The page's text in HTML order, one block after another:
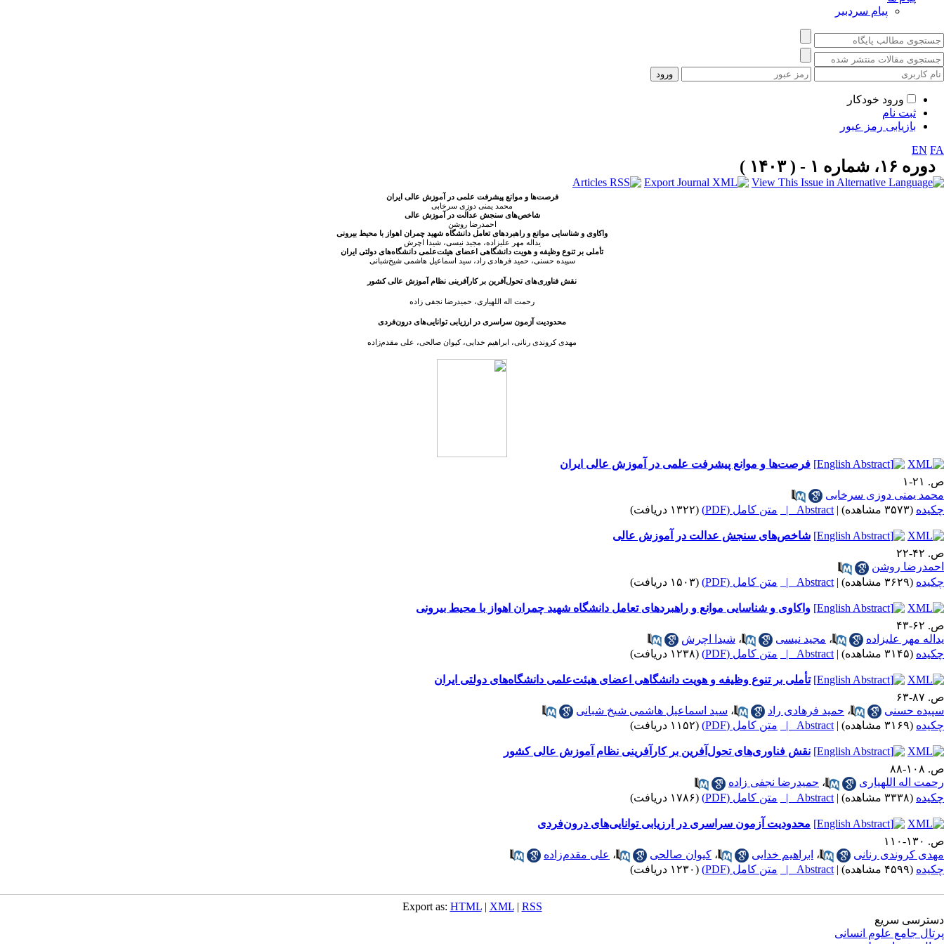
پیام سردبیر
ورود خودکار
ثبت نام
بازیابی رمز عبور
EN FA
دوره ۱۶، شماره ۱ - ( ۱۴۰۳ )
فرصت‌ها و موانع پیشرفت علمی در آموزش عالی ایران
محمد یمنی دوزی سرخابی
شاخص‌های سنجش عدالت در آموزش عالی
احمدرضا روشن
واکاوی و شناسایی موانع و راهبردهای تعامل دانشگاه شهید چمران اهواز با محیط بیرونی
یداله مهر علیزاده، مجید نیسی،شیدا اچرش
تأملی بر تنوع وظیفه و هویت دانشگاهی اعضای هیئت‌علمی دانشگاه‌های دولتی ایران
سپیده حسنی، حمید فرهادی راد، سید اسماعیل هاشمی شیخ‌شبانی
نقش فناوری‌های تحول‌آفرین بر کارآفرینی نظام آموزش عالی کشور
رحمت اله اللهیاری، حمیدرضا نجفی زاده
محدودیت آزمون سراسری در ارزیابی توانایی‌های درون‌فردی
مهدی کروندی رنانی، ابراهیم خدایی، کیوان صالحی، علی مقدم‌زاده
فرصت‌ها و موانع پیشرفت علمی در آموزش عالی ایران
ص. ۲۱-۱
محمد یمنی دوزی سرخابی
چکیده (۳۵۷۳ مشاهده) |
Abstract | متن کامل (PDF) (۱۳۲۲ دریافت)
شاخص‌های سنجش عدالت در آموزش عالی
ص. ۴۲-۲۲
احمدرضا روشن
چکیده (۳۶۲۹ مشاهده) |
Abstract | متن کامل (PDF) (۱۵۰۳ دریافت)
واکاوی و شناسایی موانع و راهبردهای تعامل دانشگاه شهید چمران اهواز با محیط بیرونی
ص. ۶۲-۴۳
یداله مهر علیزاده
، مجید نیسی ، شیدا اچرش
چکیده (۳۱۴۵ مشاهده) |
Abstract | متن کامل (PDF) (۱۲۳۸ دریافت)
تأملی بر تنوع وظیفه و هویت دانشگاهی اعضای هیئت‌علمی دانشگاه‌های دولتی ایران
ص. ۸۷-۶۳
سپیده حسنی
، حمید فرهادی راد ، سید اسماعیل هاشمی شیخ شبانی
چکیده (۳۱۶۹ مشاهده) |
Abstract | متن کامل (PDF) (۱۱۵۲ دریافت)
نقش فناوری‌های تحول‌آفرین بر کارآفرینی نظام آموزش عالی کشور
ص. ۱۰۸-۸۸
رحمت اله اللهیاری
، حمیدرضا نجفی زاده
چکیده (۳۳۳۸ مشاهده) |
Abstract | متن کامل (PDF) (۱۷۸۶ دریافت)
محدودیت آزمون سراسری در ارزیابی توانایی‌های درون‌فردی
ص. ۱۳۰-۱۱۰
مهدی کروندی رنانی
، ابراهیم خدایی ، کیوان صالحی ، علی مقدم‌زاده
چکیده (۴۵۹۹ مشاهده) |
Abstract | متن کامل (PDF) (۱۲۳۰ دریافت)
Export as: HTML| XML| RSS
دسترسی سریع
پرتال جامع علوم انسانی